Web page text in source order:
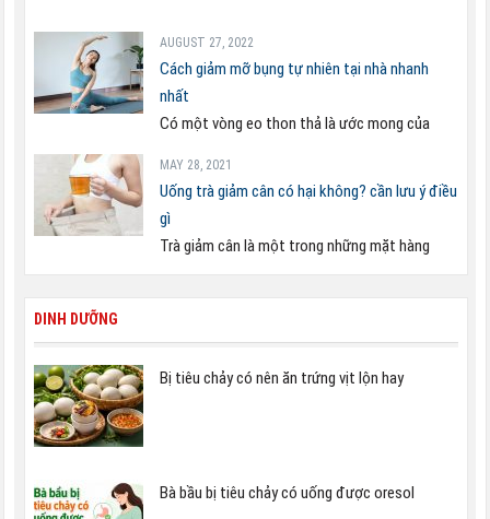
AUGUST 27, 2022
Cách giảm mỡ bụng tự nhiên tại nhà nhanh
nhất
Có một vòng eo thon thả là ước mong của
MAY 28, 2021
Uống trà giảm cân có hại không? cần lưu ý điều
gì
Trà giảm cân là một trong những mặt hàng
DINH DƯỠNG
Bị tiêu chảy có nên ăn trứng vịt lộn hay
Bà bầu bị tiêu chảy có uống được oresol